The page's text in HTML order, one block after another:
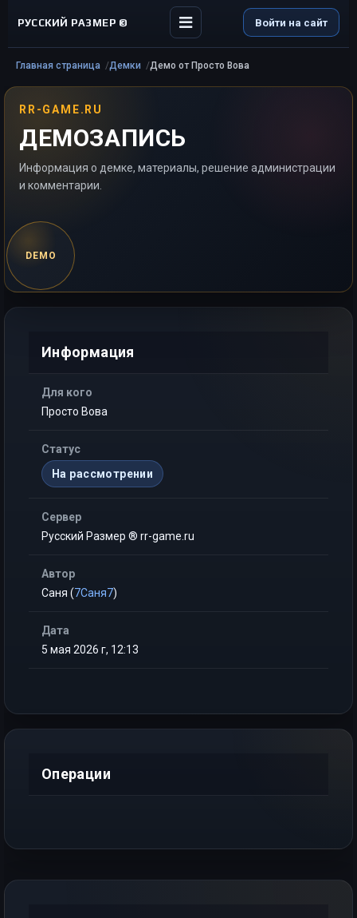
РУССКИЙ РАЗМЕР © Войти на сайт
Главная страница Демки Демо от Просто Вова
RR-GAME.RU
ДЕМОЗАПИСЬ
Информация о демке, материалы, решение администрации
и комментарии.
DEMO
Информация
Для кого
Просто Вова
Статус
На рассмотрении
Сервер
Русский Размер ® rr-game.ru
Автор
Саня (7Саня7)
Дата
5 мая 2026 г, 12:13
Операции